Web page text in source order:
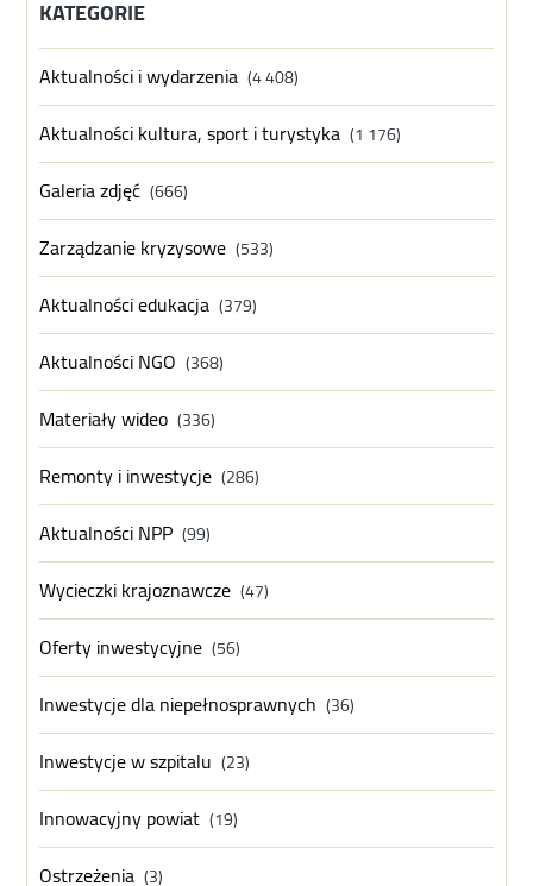
KATEGORIE
Aktualności i wydarzenia (4 408)
Aktualności kultura, sport i turystyka (1 176)
Galeria zdjęć (666)
Zarządzanie kryzysowe (533)
Aktualności edukacja (379)
Aktualności NGO (368)
Materiały wideo (336)
Remonty i inwestycje (286)
Aktualności NPP (99)
Wycieczki krajoznawcze (47)
Oferty inwestycyjne (56)
Inwestycje dla niepełnosprawnych (36)
Inwestycje w szpitalu (23)
Innowacyjny powiat (19)
Ostrzeżenia (3)